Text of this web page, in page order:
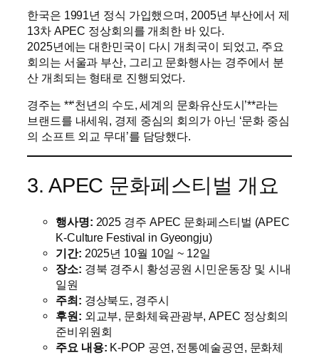
한국은 1991년 정식 가입했으며, 2005년 부산에서 제
13차 APEC 정상회의를 개최한 바 있다.
2025년에는 대한민국이 다시 개최국이 되었고, 주요
회의는 서울과 부산, 그리고 문화행사는 경주에서 분
산 개최되는 형태로 진행되었다.
경주는 **‘천년의 수도, 세계의 문화유산도시’**라는
브랜드를 내세워, 경제 중심의 회의가 아닌 ‘문화 중심
의 소프트 외교 무대’를 담당했다.
3. APEC 문화페스티벌 개요
행사명: 2025 경주 APEC 문화페스티벌 (APEC
K-Culture Festival in Gyeongju)
기간: 2025년 10월 10일 ~ 12일
장소: 경북 경주시 황성공원 시민운동장 및 시내
일원
주최: 경상북도, 경주시
후원: 외교부, 문화체육관광부, APEC 정상회의
준비위원회
주요 내용: K-POP 공연, 전통예술공연, 문화체